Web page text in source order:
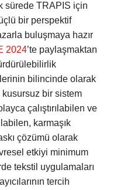
sürede TRAPIS için
bir perspektif
buluşmaya hazır
2024’te paylaşmaktan
bilincinde olarak
kusursuz bir sistem
çalıştırılabilen ve
karmaşık
çözümü olarak
etkiyi minimum
tekstil uygulamaları
tercih